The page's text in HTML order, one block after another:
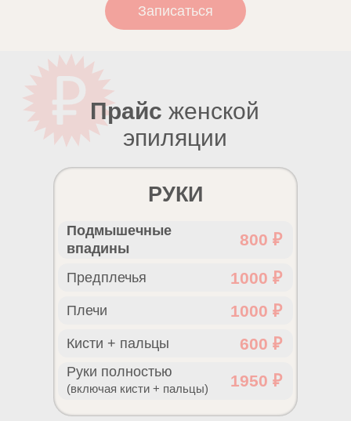
Записаться
1000 ₽
Предплечья
1000 ₽
Плечи
600 ₽
Кисти + пальцы
1950 ₽
(включая кисти + пальцы)
Руки полностью
800 ₽
Подмышечные
впадины
РУКИ
Прайс женской
эпиляции